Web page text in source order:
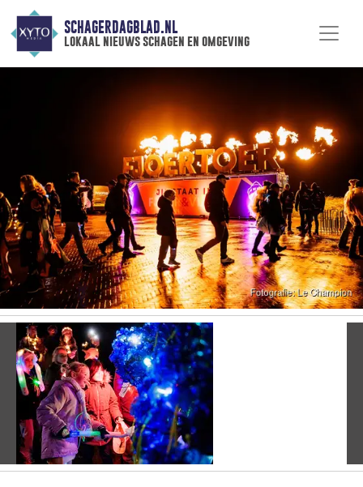
SCHAGERDAGBLAD.NL
lokaal nieuws schagen en omgeving
Vorige